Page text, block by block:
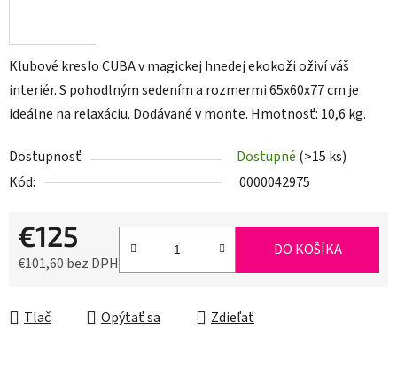
Klubové kreslo CUBA v magickej hnedej ekokoži oživí váš
interiér. S pohodlným sedením a rozmermi 65x60x77 cm je
ideálne na relaxáciu. Dodávané v monte. Hmotnosť: 10,6 kg.
Dostupnosť Dostupné (>15 ks)
Kód:
0000042975
€125
€101,60 bez DPH
DO KOŠÍKA
Tlač Opýtať sa Zdieľať